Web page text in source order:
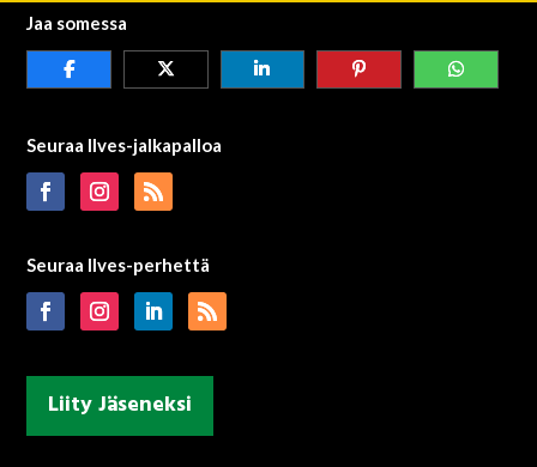
Jaa somessa
Seuraa Ilves-jalkapalloa
Seuraa Ilves-perhettä
Liity Jäseneksi